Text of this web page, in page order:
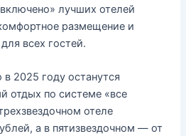
лучших отелей
размещение и
всех гостей.
2025 году останутся
отдых по системе «все
отеле
а в пятизвездочном — от